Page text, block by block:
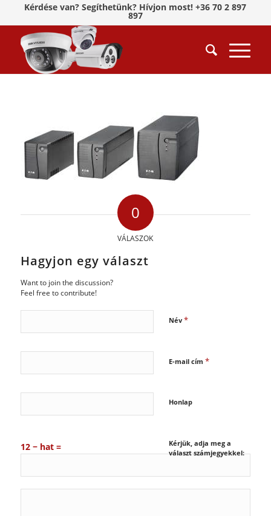
Kérdése van? Segíthetünk? Hívjon most! +36 70 2 897
897
0
VÁLASZOK
Hagyjon egy választ
Want to join the discussion?
Feel free to contribute!
Név *
E-mail cím *
Honlap
Kérjük, adja meg a
választ számjegyekkel:
12 − hat =